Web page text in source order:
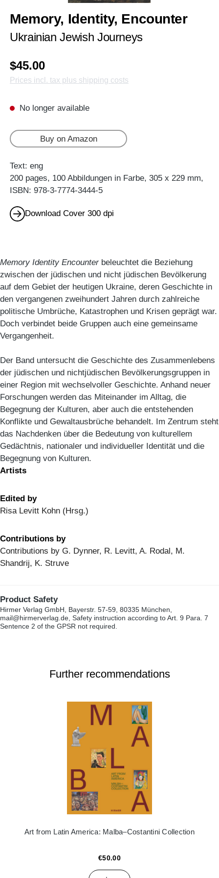
Memory, Identity, Encounter
Ukrainian Jewish Journeys
$45.00
Prices incl. tax plus shipping costs
No longer available
Buy on Amazon
Text: eng
200 pages, 100 Abbildungen in Farbe, 305 x 229 mm,
ISBN: 978-3-7774-3444-5
Download Cover 300 dpi
Memory Identity Encounterbeleuchtet die Beziehung
zwischen der jüdischen und nicht jüdischen Bevölkerung
auf dem Gebiet der heutigen Ukraine, deren Geschichte in
den vergangenen zweihundert Jahren durch zahlreiche
politische Umbrüche, Katastrophen und Krisen geprägt war.
Doch verbindet beide Gruppen auch eine gemeinsame
Vergangenheit.
Der Band untersucht die Geschichte des Zusammenlebens
der jüdischen und nichtjüdischen Bevölkerungsgruppen in
einer Region mit wechselvoller Geschichte. Anhand neuer
Forschungen werden das Miteinander im Alltag, die
Begegnung der Kulturen, aber auch die entstehenden
Konflikte und Gewaltausbrüche behandelt. Im Zentrum steht
das Nachdenken über die Bedeutung von kulturellem
Gedächtnis, nationaler und individueller Identität und die
Begegnung von Kulturen.
Artists
Edited by
Risa Levitt Kohn (Hrsg.)
Contributions by
Contributions by G. Dynner, R. Levitt, A. Rodal, M.
Shandrij, K. Struve
Product Safety
Hirmer Verlag GmbH, Bayerstr. 57-59, 80335 München,
mail@hirmerverlag.de, Safety instruction according to Art. 9 Para. 7
Sentence 2 of the GPSR not required.
Further recommendations
Art from Latin America: Malba–Costantini Collection
€50.00